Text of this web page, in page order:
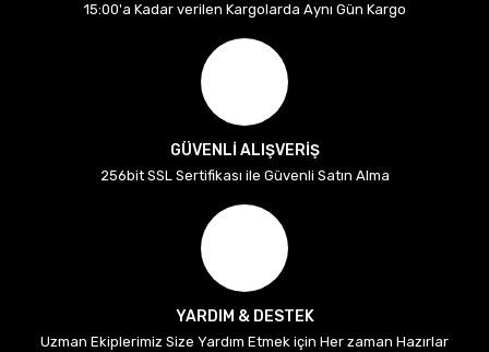
15:00'a Kadar verilen Kargolarda Aynı Gün Kargo
GÜVENLİ ALIŞVERİŞ
256bit SSL Sertifikası ile Güvenli Satın Alma
YARDIM & DESTEK
Uzman Ekiplerimiz Size Yardım Etmek için Her zaman Hazırlar